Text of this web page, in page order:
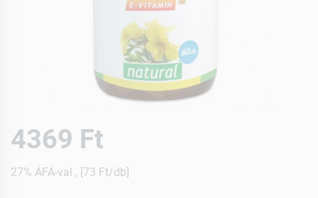
4369 Ft
27% ÁFÁ-val , [73 Ft/db]